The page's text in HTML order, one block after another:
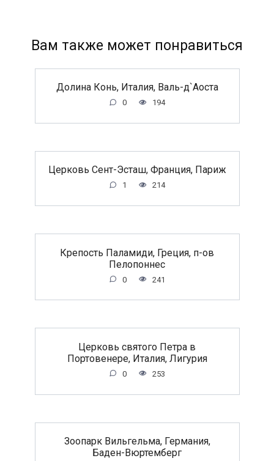
Вам также может понравиться
Долина Конь, Италия, Валь-д`Аоста
0 194
Церковь Сент-Эсташ, Франция, Париж
1 214
Крепость Паламиди, Греция, п-ов
Пелопоннес
0 241
Церковь святого Петра в
Портовенере, Италия, Лигурия
0 253
Зоопарк Вильгельма, Германия,
Баден-Вюртемберг